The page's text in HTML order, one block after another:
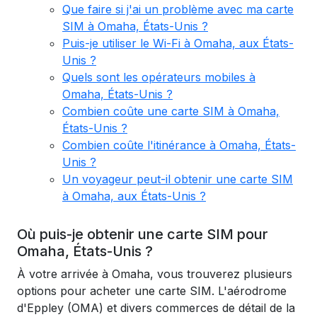
Que faire si j'ai un problème avec ma carte
SIM à Omaha, États-Unis ?
Puis-je utiliser le Wi-Fi à Omaha, aux États-
Unis ?
Quels sont les opérateurs mobiles à
Omaha, États-Unis ?
Combien coûte une carte SIM à Omaha,
États-Unis ?
Combien coûte l'itinérance à Omaha, États-
Unis ?
Un voyageur peut-il obtenir une carte SIM
à Omaha, aux États-Unis ?
Où puis-je obtenir une carte SIM pour
Omaha, États-Unis ?
À votre arrivée à Omaha, vous trouverez plusieurs
options pour acheter une carte SIM. L'aérodrome
d'Eppley (OMA) et divers commerces de détail de la